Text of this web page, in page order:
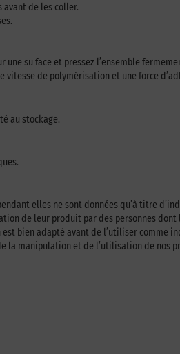
avant de les coller.
su face et pressez l’ensemble
de polymérisation et une force
au stockage.
elles ne sont données qu’à titre
de leur produit par des personnes
bien adapté avant de l’utiliser comme
la manipulation et de l’utilisation de nos